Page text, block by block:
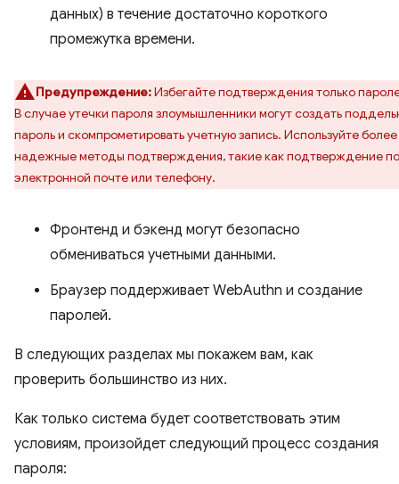
данных) в течение достаточно короткого
промежутка времени.
Предупреждение:Избегайте подтверждения только
В случае утечки пароля злоумышленники могут создать
пароль и скомпрометировать учетную запись. Используйте более
надежные методы подтверждения, такие как подтверждение по
электронной почте или телефону.
Фронтенд и бэкенд могут безопасно
обмениваться учетными данными.
Браузер поддерживает WebAuthn и создание
паролей.
В следующих разделах мы покажем вам, как
проверить большинство из них.
Как только система будет соответствовать этим
условиям, произойдет следующий процесс создания
пароля: